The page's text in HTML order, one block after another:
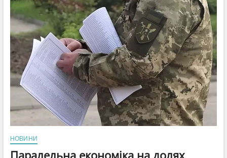
НОВИНИ
Паралельна економіка на долях